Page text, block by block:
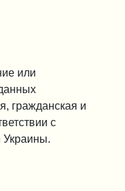
или
гражданская и
с